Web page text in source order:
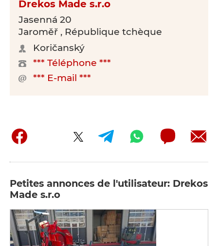
Drekos Made s.r.o
Jasenná 20
Jaroměř , République tchèque
Koričanský
*** Téléphone ***
*** E-mail ***
Petites annonces de l'utilisateur: Drekos
Made s.r.o